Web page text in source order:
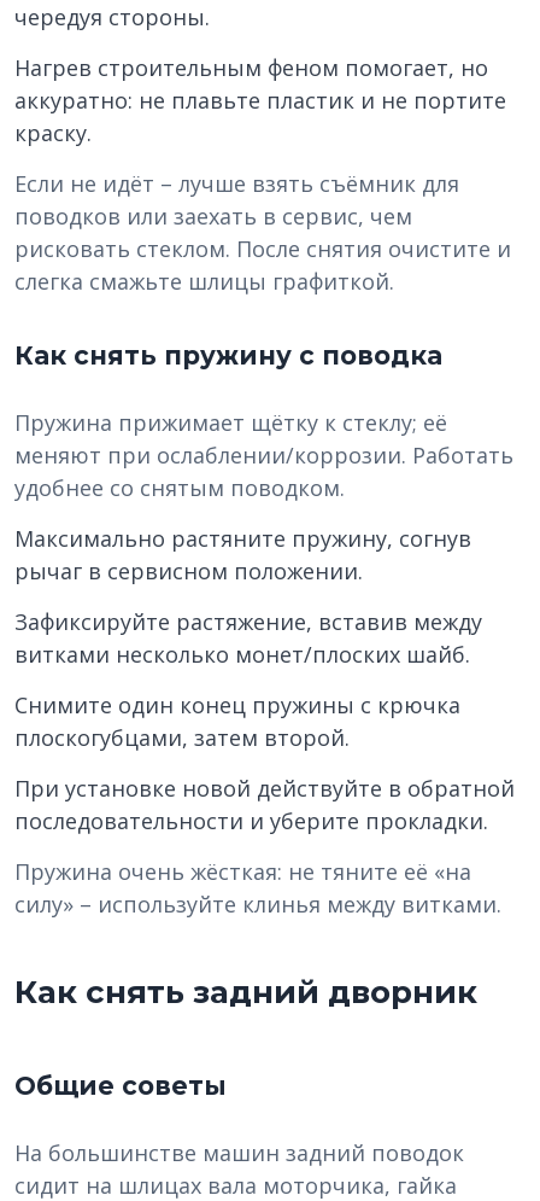
чередуя стороны.
Нагрев строительным феном помогает, но
аккуратно: не плавьте пластик и не портите
краску.
Если не идёт – лучше взять съёмник для
поводков или заехать в сервис, чем
рисковать стеклом. После снятия очистите и
слегка смажьте шлицы графиткой.
Как снять пружину с поводка
Пружина прижимает щётку к стеклу; её
меняют при ослаблении/коррозии. Работать
удобнее со снятым поводком.
Максимально растяните пружину, согнув
рычаг в сервисном положении.
Зафиксируйте растяжение, вставив между
витками несколько монет/плоских шайб.
Снимите один конец пружины с крючка
плоскогубцами, затем второй.
При установке новой действуйте в обратной
последовательности и уберите прокладки.
Пружина очень жёсткая: не тяните её «на
силу» – используйте клинья между витками.
Как снять задний дворник
Общие советы
На большинстве машин задний поводок
сидит на шлицах вала моторчика, гайка